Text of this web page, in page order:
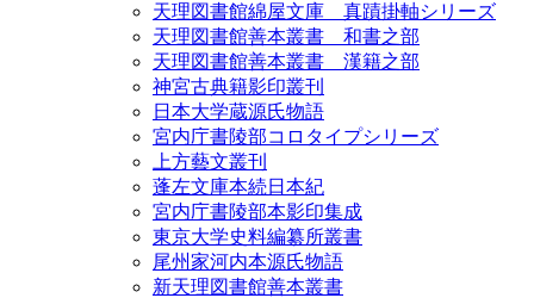
天理図書館綿屋文庫 真蹟掛軸シリーズ
天理図書館善本叢書 和書之部
天理図書館善本叢書 漢籍之部
神宮古典籍影印叢刊
日本大学蔵源氏物語
宮内庁書陵部コロタイプシリーズ
上方藝文叢刊
蓬左文庫本続日本紀
宮内庁書陵部本影印集成
東京大学史料編纂所叢書
尾州家河内本源氏物語
新天理図書館善本叢書